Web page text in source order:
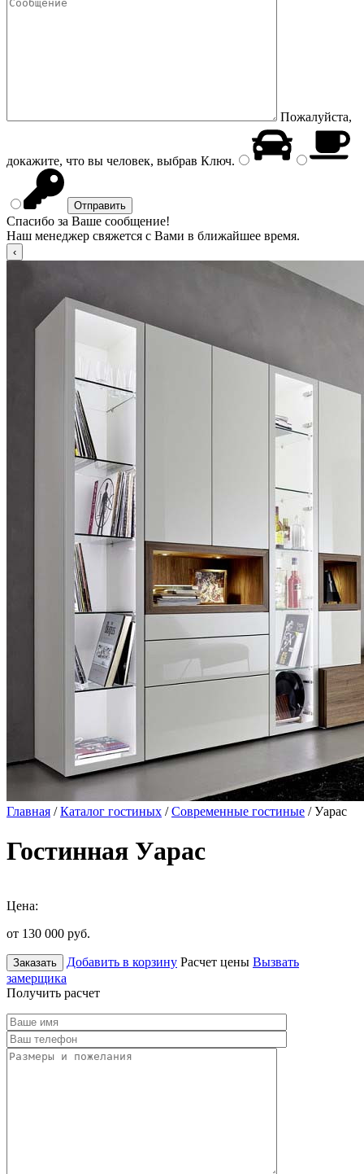
Пожалуйста,
докажите, что вы человек, выбрав Ключ.
Спасибо за Ваше сообщение!
Наш менеджер свяжется с Вами в ближайшее время.
Главная /Каталог гостиных /Современные гостиные / Уарас
Гостинная Уарас
Цена:
от 130 000 руб.
Заказать Добавить в корзину Расчет цены Вызвать
замерщика
Получить расчет